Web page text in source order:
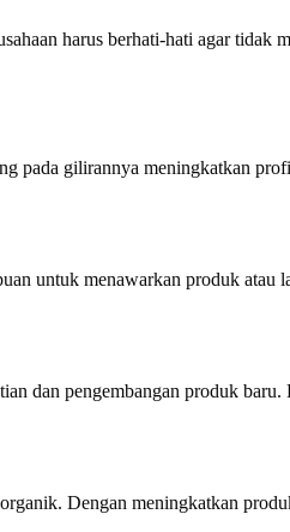
harus berhati-hati agar tidak
pada gilirannya meningkatkan
untuk menawarkan produk
dan pengembangan produk
Dengan meningkatkan